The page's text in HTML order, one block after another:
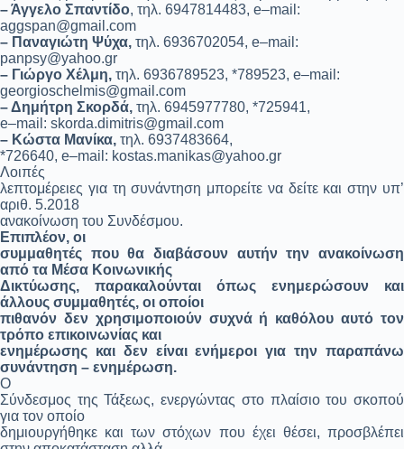
– Άγγελο Σπαντίδο, τηλ. 6947814483, e–mail :
aggspan@gmail.com
– Παναγιώτη Ψύχα, τηλ. 6936702054, e–mail :
panpsy@yahoo.gr
– Γιώργο Χέλμη, τηλ. 6936789523, *789523, e–mail :
georgioschelmis@gmail.com
– Δημήτρη Σκορδά, τηλ. 6945977780, *725941,
e–mail : skorda.dimitris@gmail .com
– Κώστα Μανίκα, τηλ. 6937483664,
*726640, e–mail : kostas.manikas@yahoo.gr
Λοιπές
λεπτομέρειες για τη συνάντηση μπορείτε να δείτε και στην υπ’
αριθ. 5.2018
ανακοίνωση του Συνδέσμου.
Επιπλέον, οι
συμμαθητές που θα διαβάσουν αυτήν την ανακοίνωση
από τα Μέσα Κοινωνικής
Δικτύωσης, παρακαλούνται όπως ενημερώσουν και
άλλους συμμαθητές, οι οποίοι
πιθανόν δεν χρησιμοποιούν συχνά ή καθόλου αυτό τον
τρόπο επικοινωνίας και
ενημέρωσης και δεν είναι ενήμεροι για την παραπάνω
συνάντηση – ενημέρωση.
Ο
Σύνδεσμος της Τάξεως, ενεργώντας στο πλαίσιο του σκοπού
για τον οποίο
δημιουργήθηκε και των στόχων που έχει θέσει, προσβλέπει